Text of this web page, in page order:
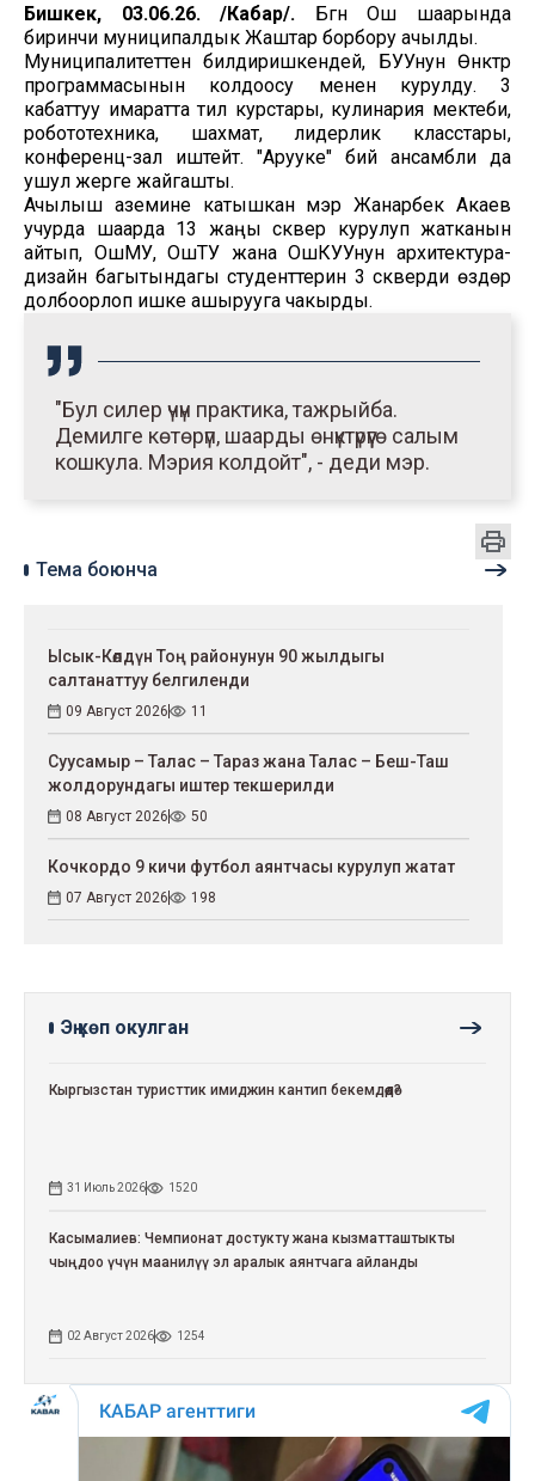
Бишкек, 03.06.26. /Кабар/. Бүгүн Ош шаарында
биринчи муниципалдык Жаштар борбору ачылды.
Муниципалитеттен билдиришкендей, БУУнун Өнүктүрүү
программасынын колдоосу менен курулду. 3
кабаттуу имаратта тил курстары, кулинария мектеби,
робототехника, шахмат, лидерлик класстары,
конференц-зал иштейт. "Арууке" бий ансамбли да
ушул жерге жайгашты.
Ачылыш аземине катышкан мэр Жанарбек Акаев
учурда шаарда 13 жаңы сквер курулуп жатканын
айтып, ОшМУ, ОшТУ жана ОшКУУнун архитектура-
дизайн багытындагы студенттерин 3 скверди өздөрү
долбоорлоп ишке ашырууга чакырды.
"Бул силер үчүн практика, тажрыйба.
Демилге көтөрүп, шаарды өнүктүрүүгө салым
кошкула. Мэрия колдойт", - деди мэр.
Тема боюнча
Ысык-Көлдүн Тоң районунун 90 жылдыгы
салтанаттуу белгиленди
09 Август 2026 11
Суусамыр – Талас – Тараз жана Талас – Беш-Таш
жолдорундагы иштер текшерилди
08 Август 2026 50
Кочкордо 9 кичи футбол аянтчасы курулуп жатат
07 Август 2026 198
Эң көп окулган
Кыргызстан туристтик имиджин кантип бекемдөөдө?
31 Июль 2026 1520
Касымалиев: Чемпионат достукту жана кызматташтыкты
чыңдоо үчүн маанилүү эл аралык аянтчага айланды
02 Август 2026 1254